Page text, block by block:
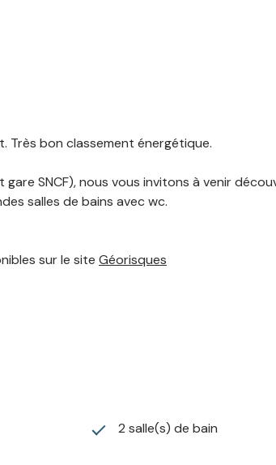
Très bon classement énergétique.
SNCF), nous vous invitons à venir
salles de bains avec wc.
sur le site Géorisques
2 salle(s) de bain